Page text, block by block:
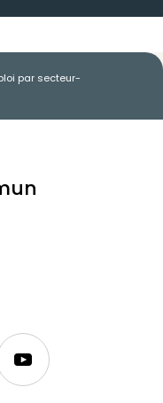
par secteur-
Youtube